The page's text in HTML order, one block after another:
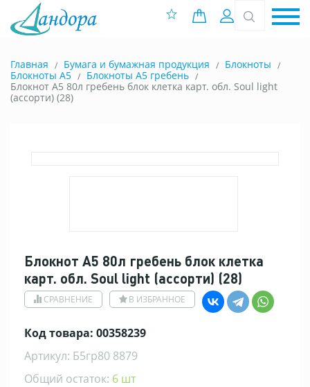
0 позиций
Вход
Главная Бумага и бумажная продукция
Блокноты
Блокноты A5
Блокноты А5 гребень
Блокнот А5 80л гребень блок клетка карт. обл. Soul light
(ассорти) (28)
Блокнот А5 80л гребень блок клетка
карт. обл. Soul light (ассорти) (28)
СРАВНЕНИЕ В ИЗБРАННОЕ
Код товара: 00358239
Артикул: Б5гр80 8879
Общий остаток: 6 шт